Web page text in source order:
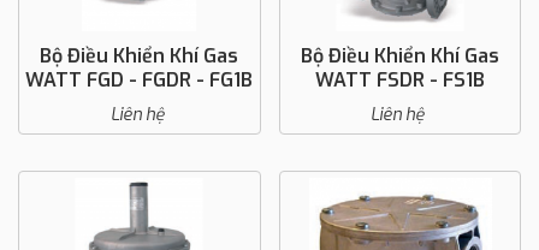
Bộ Điều Khiển Khí Gas
WATT FGD - FGDR - FG1B
Liên hệ
Bộ Điều Khiển Khí Gas
WATT FSDR - FS1B
Liên hệ